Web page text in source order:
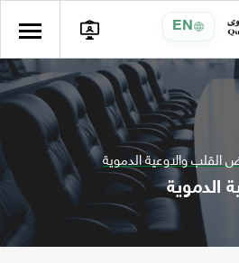
EN
القلب والاوعية الدموية
الدموية